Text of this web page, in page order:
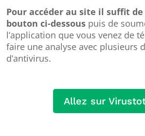
Pour accéder au site il suffit
bouton ci-dessous puis de
l’application que vous venez de
faire une analyse avec plusieurs
d’antivirus.
Allez sur